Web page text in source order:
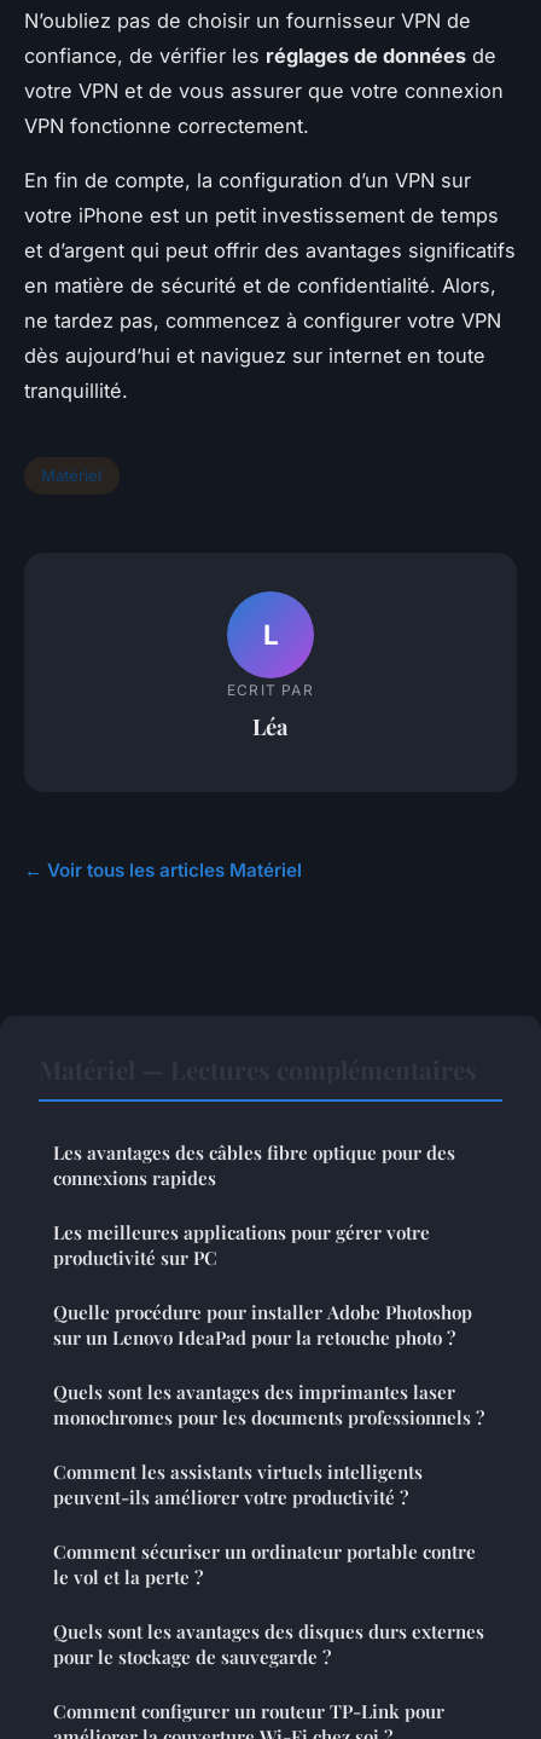
N’oubliez pas de choisir un fournisseur VPN de
confiance, de vérifier les réglages de données de
votre VPN et de vous assurer que votre connexion
VPN fonctionne correctement.
En fin de compte, la configuration d’un VPN sur
votre iPhone est un petit investissement de temps
et d’argent qui peut offrir des avantages significatifs
en matière de sécurité et de confidentialité. Alors,
ne tardez pas, commencez à configurer votre VPN
dès aujourd’hui et naviguez sur internet en toute
tranquillité.
Matériel
L
ECRIT PAR
Léa
← Voir tous les articles Matériel
Les avantages des câbles fibre optique pour des
connexions rapides
Les meilleures applications pour gérer votre
productivité sur PC
Quelle procédure pour installer Adobe Photoshop
sur un Lenovo IdeaPad pour la retouche photo ?
Quels sont les avantages des imprimantes laser
monochromes pour les documents professionnels ?
Comment les assistants virtuels intelligents
peuvent-ils améliorer votre productivité ?
Comment sécuriser un ordinateur portable contre
le vol et la perte ?
Quels sont les avantages des disques durs externes
pour le stockage de sauvegarde ?
Comment configurer un routeur TP-Link pour